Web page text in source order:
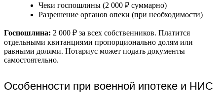
Чеки госпошлины (2 000 ₽ суммарно)
Разрешение органов опеки (при необходимости)
Госпошлина: 2 000 ₽ за всех собственников. Платится
отдельными квитанциями пропорционально долям или
равными долями. Нотариус может подать документы
самостоятельно.
Особенности при военной ипотеке и НИС